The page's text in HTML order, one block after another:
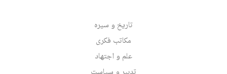
تاریخ و سیره
مکاتب فکری
علم و اجتهاد